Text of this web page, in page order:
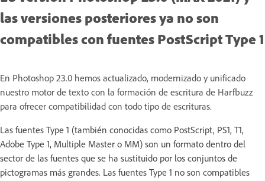
las versiones posteriores ya no son
compatibles con fuentes PostScript Type 1
En Photoshop 23.0 hemos actualizado, modernizado y unificado
nuestro motor de texto con la formación de escritura de Harfbuzz
para ofrecer compatibilidad con todo tipo de escrituras.
Las fuentes Type 1 (también conocidas como PostScript, PS1, T1,
Adobe Type 1, Multiple Master o MM) son un formato dentro del
sector de las fuentes que se ha sustituido por los conjuntos de
pictogramas más grandes. Las fuentes Type 1 no son compatibles